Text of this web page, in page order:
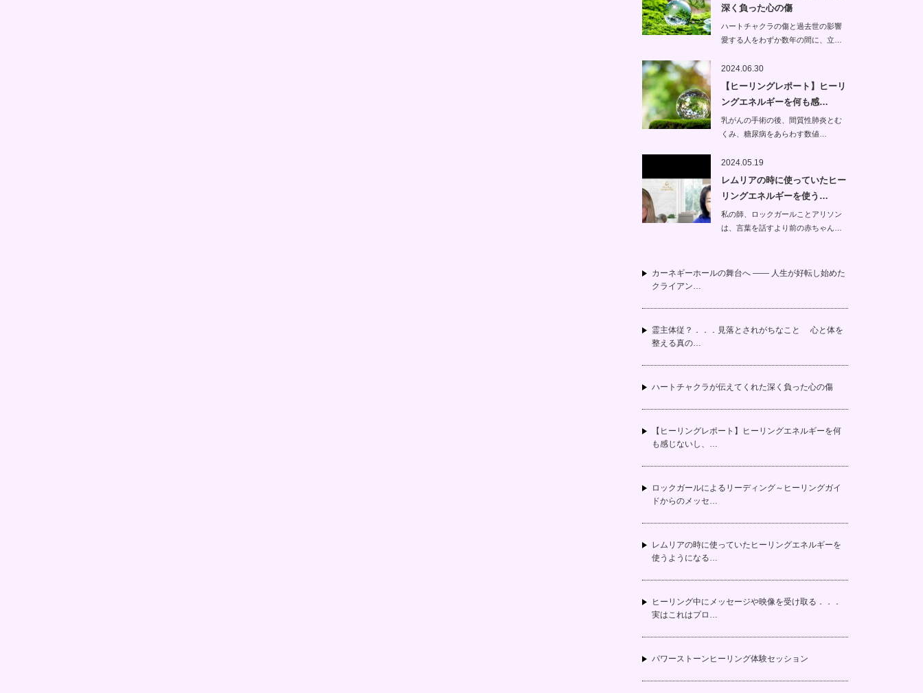
深く負った心の傷
ハートチャクラの傷と過去世の影響
愛する人をわずか数年の間に、立…
2024.06.30
【ヒーリングレポート】ヒーリ
ングエネルギーを何も感…
乳がんの手術の後、間質性肺炎とむ
くみ、糖尿病をあらわす数値…
2024.05.19
レムリアの時に使っていたヒー
リングエネルギーを使う…
私の師、ロックガールことアリソン
は、言葉を話すより前の赤ちゃん…
カーネギーホールの舞台へ —— 人生が好転し始めた
クライアン…
霊主体従？．．．見落とされがちなこと 心と体を
整える真の…
ハートチャクラが伝えてくれた深く負った心の傷
【ヒーリングレポート】ヒーリングエネルギーを何
も感じないし、…
ロックガールによるリーディング～ヒーリングガイ
ドからのメッセ…
レムリアの時に使っていたヒーリングエネルギーを
使うようになる…
ヒーリング中にメッセージや映像を受け取る．．．
実はこれはプロ…
パワーストーンヒーリング体験セッション